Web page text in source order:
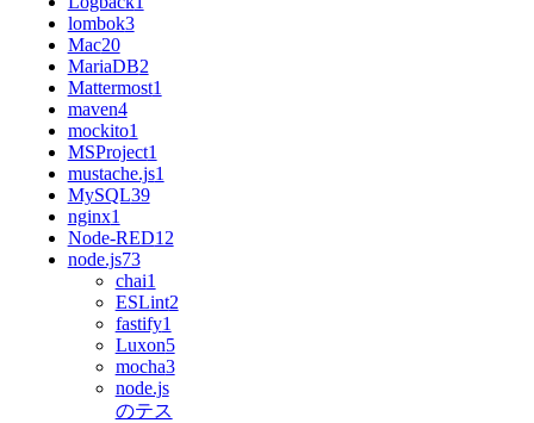
lombok3
Mac20
MariaDB2
Mattermost1
maven4
mockito1
MSProject1
mustache.js1
MySQL39
nginx1
Node-RED12
node.js73
chai1
ESLint2
fastify1
Luxon5
mocha3
node.js
のテス